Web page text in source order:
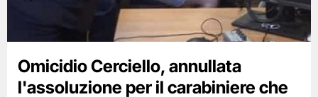
Omicidio Cerciello, annullata
l'assoluzione per il carabiniere che